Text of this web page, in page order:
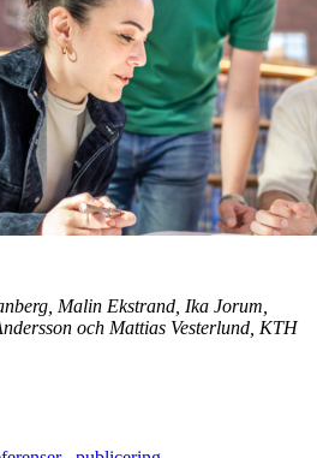
Malin Ekstrand, Ika Jorum,
och Mattias Vesterlund, KTH